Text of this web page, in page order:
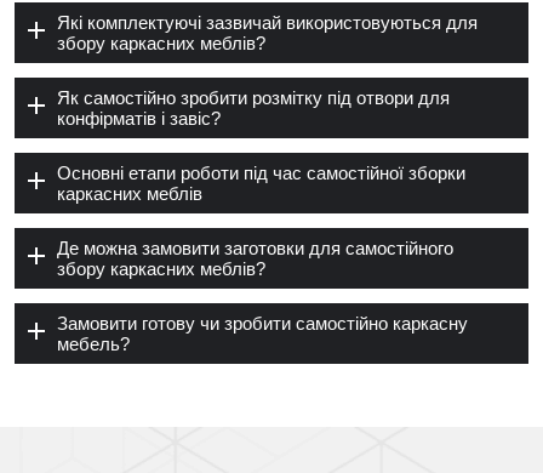
Які комплектуючі зазвичай використовуються для
збору каркасних меблів?
Як самостійно зробити розмітку під отвори для
конфірматів і завіс?
Основні етапи роботи під час самостійної зборки
каркасних меблів
Де можна замовити заготовки для самостійного
збору каркасних меблів?
Замовити готову чи зробити самостійно каркасну
мебель?